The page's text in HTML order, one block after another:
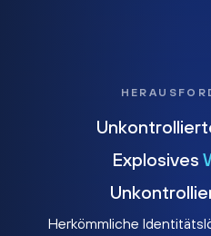
Explosives
Herkömmliche